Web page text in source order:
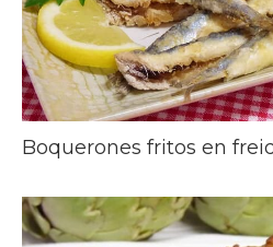
Boquerones fritos en